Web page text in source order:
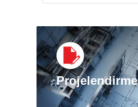
Projelendirme